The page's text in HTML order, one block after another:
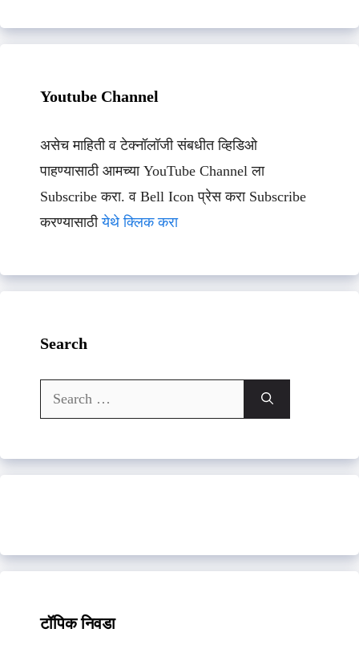
Youtube Channel
असेच माहिती व टेक्नॉलॉजी संबधीत व्हिडिओ
पाहण्यासाठी आमच्या YouTube Channel ला
Subscribe करा. व Bell Icon प्रेस करा Subscribe
करण्यासाठीयेथे क्लिक करा
Search
Search
for:
टॉपिक निवडा